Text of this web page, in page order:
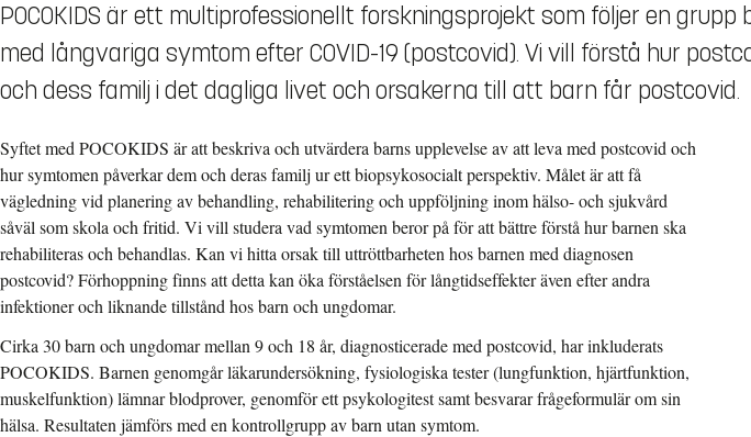
POCOKIDS är ett multiprofessionellt forskningsprojekt som följer en
med långvariga symtom efter COVID-19 (postcovid). Vi vill förstå hur
och dess familj i det dagliga livet och orsakerna till att barn får postcovid.
Syftet med POCOKIDS är att beskriva och utvärdera barns upplevelse av att leva med postcovid och
hur symtomen påverkar dem och deras familj ur ett biopsykosocialt perspektiv. Målet är att få
vägledning vid planering av behandling, rehabilitering och uppföljning inom hälso- och sjukvård
såväl som skola och fritid. Vi vill studera vad symtomen beror på för att bättre förstå hur barnen ska
rehabiliteras och behandlas. Kan vi hitta orsak till uttröttbarheten hos barnen med diagnosen
postcovid? Förhoppning finns att detta kan öka förståelsen för långtidseffekter även efter andra
infektioner och liknande tillstånd hos barn och ungdomar.
Cirka 30 barn och ungdomar mellan 9 och 18 år, diagnosticerade med postcovid, har inkluderats
POCOKIDS. Barnen genomgår läkarundersökning, fysiologiska tester (lungfunktion, hjärtfunktion,
muskelfunktion) lämnar blodprover, genomför ett psykologitest samt besvarar frågeformulär om sin
hälsa. Resultaten jämförs med en kontrollgrupp av barn utan symtom.